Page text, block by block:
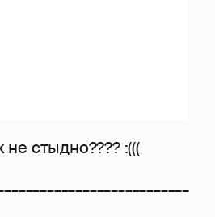
стыдно???? :(((